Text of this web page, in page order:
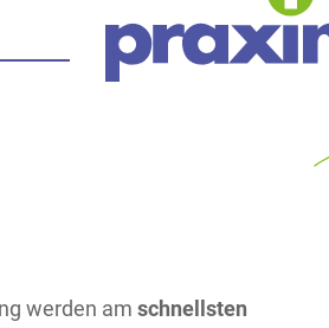
werden am schnellsten